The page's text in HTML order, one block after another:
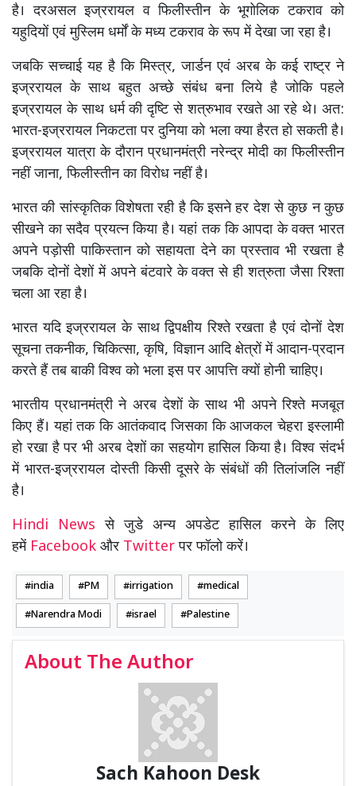
है। दरअसल इज्ररायल व फिलीस्तीन के भूगोलिक टकराव को
यहुदियों एवं मुस्लिम धर्मों के मध्य टकराव के रूप में देखा जा रहा है।
जबकि सच्चाई यह है कि मिस्त्र, जार्डन एवं अरब के कई राष्ट्र ने
इज्ररायल के साथ बहुत अच्छे संबंध बना लिये है जोकि पहले
इज्ररायल के साथ धर्म की दृष्टि से शत्रुभाव रखते आ रहे थे। अत:
भारत-इज्ररायल निकटता पर दुनिया को भला क्या हैरत हो सकती है।
इज्ररायल यात्रा के दौरान प्रधानमंत्री नरेन्द्र मोदी का फिलीस्तीन
नहीं जाना, फिलीस्तीन का विरोध नहीं है।
भारत की सांस्कृतिक विशेषता रही है कि इसने हर देश से कुछ न कुछ
सीखने का सदैव प्रयत्न किया है। यहां तक कि आपदा के वक्त भारत
अपने पड़ोसी पाकिस्तान को सहायता देने का प्रस्ताव भी रखता है
जबकि दोनों देशों में अपने बंटवारे के वक्त से ही शत्रुता जैसा रिश्ता
चला आ रहा है।
भारत यदि इज्ररायल के साथ द्विपक्षीय रिश्ते रखता है एवं दोनों देश
सूचना तकनीक, चिकित्सा, कृषि, विज्ञान आदि क्षेत्रों में आदान-प्रदान
करते हैं तब बाकी विश्व को भला इस पर आपत्ति क्यों होनी चाहिए।
भारतीय प्रधानमंत्री ने अरब देशों के साथ भी अपने रिश्ते मजबूत
किए हैं। यहां तक कि आतंकवाद जिसका कि आजकल चेहरा इस्लामी
हो रखा है पर भी अरब देशों का सहयोग हासिल किया है। विश्व संदर्भ
में भारत-इज्ररायल दोस्ती किसी दूसरे के संबंधों की तिलांजलि नहीं
है।
Hindi Newsसे जुडे अन्य अपडेट हासिल करने के लिए
हमें Facebook और Twitterपर फॉलो करें।
india PM irrigation medical
Narendra Modi israel Palestine
About The Author
Sach Kahoon Desk